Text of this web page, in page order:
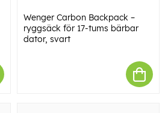
Wenger Carbon Backpack –
ryggsäck för 17-tums bärbar
dator, svart